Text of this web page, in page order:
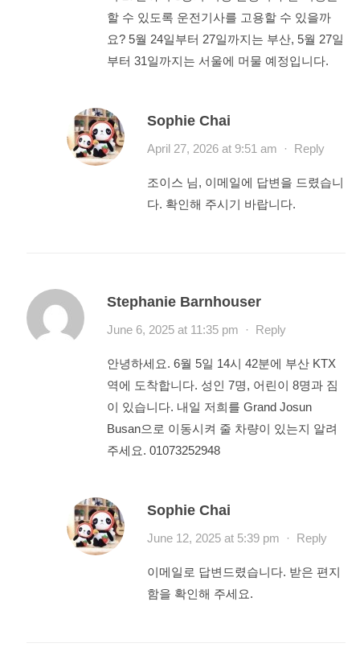
할 수 있도록 운전기사를 고용할 수 있을까
요? 5월 24일부터 27일까지는 부산, 5월 27일
부터 31일까지는 서울에 머물 예정입니다.
Sophie Chai
April 27, 2026 at 9:51 am · Reply
조이스 님, 이메일에 답변을 드렸습니
다. 확인해 주시기 바랍니다.
Stephanie Barnhouser
June 6, 2025 at 11:35 pm · Reply
안녕하세요. 6월 5일 14시 42분에 부산 KTX
역에 도착합니다. 성인 7명, 어린이 8명과 짐
이 있습니다. 내일 저희를 Grand Josun
Busan으로 이동시켜 줄 차량이 있는지 알려
주세요. 01073252948
Sophie Chai
June 12, 2025 at 5:39 pm · Reply
이메일로 답변드렸습니다. 받은 편지
함을 확인해 주세요.